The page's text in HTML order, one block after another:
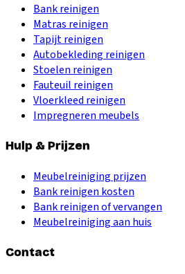
Bank reinigen
Matras reinigen
Tapijt reinigen
Autobekleding reinigen
Stoelen reinigen
Fauteuil reinigen
Vloerkleed reinigen
Impregneren meubels
Hulp & Prijzen
Meubelreiniging prijzen
Bank reinigen kosten
Bank reinigen of vervangen
Meubelreiniging aan huis
Contact